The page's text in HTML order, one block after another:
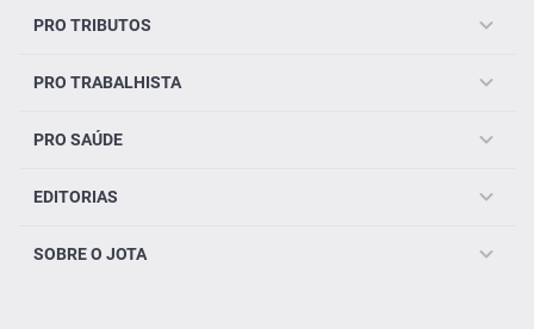
PRO TRIBUTOS
PRO TRABALHISTA
PRO SAÚDE
EDITORIAS
SOBRE O JOTA